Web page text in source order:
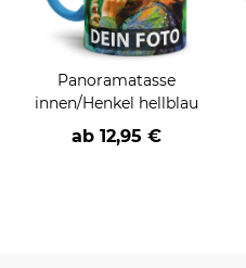
Panoramatasse
innen/Henkel hellblau
ab 12,95 €